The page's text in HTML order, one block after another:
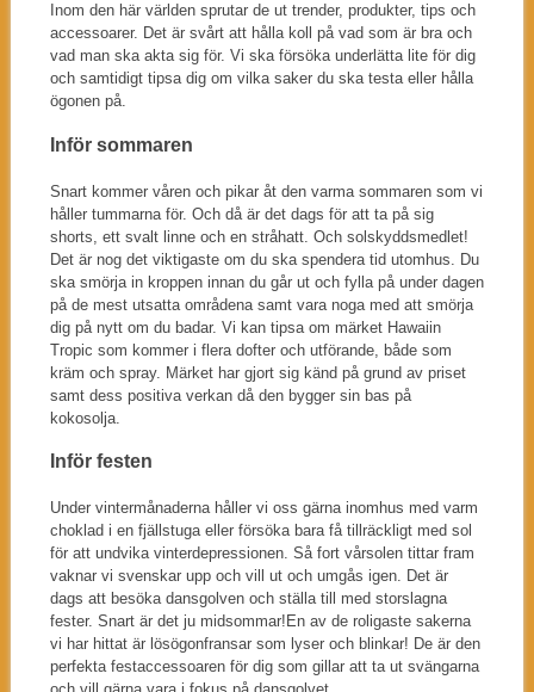
Inom den här världen sprutar de ut trender, produkter, tips och
accessoarer. Det är svårt att hålla koll på vad som är bra och
vad man ska akta sig för. Vi ska försöka underlätta lite för dig
och samtidigt tipsa dig om vilka saker du ska testa eller hålla
ögonen på.
Inför sommaren
Snart kommer våren och pikar åt den varma sommaren som vi
håller tummarna för. Och då är det dags för att ta på sig
shorts, ett svalt linne och en stråhatt. Och solskyddsmedlet!
Det är nog det viktigaste om du ska spendera tid utomhus. Du
ska smörja in kroppen innan du går ut och fylla på under dagen
på de mest utsatta områdena samt vara noga med att smörja
dig på nytt om du badar. Vi kan tipsa om märket Hawaiin
Tropic som kommer i flera dofter och utförande, både som
kräm och spray. Märket har gjort sig känd på grund av priset
samt dess positiva verkan då den bygger sin bas på
kokosolja.
Inför festen
Under vintermånaderna håller vi oss gärna inomhus med varm
choklad i en fjällstuga eller försöka bara få tillräckligt med sol
för att undvika vinterdepressionen. Så fort vårsolen tittar fram
vaknar vi svenskar upp och vill ut och umgås igen. Det är
dags att besöka dansgolven och ställa till med storslagna
fester. Snart är det ju midsommar!En av de roligaste sakerna
vi har hittat är lösögonfransar som lyser och blinkar! De är den
perfekta festaccessoaren för dig som gillar att ta ut svängarna